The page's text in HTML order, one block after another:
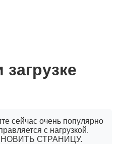
сейчас очень популярно
с нагрузкой.
СТРАНИЦУ.